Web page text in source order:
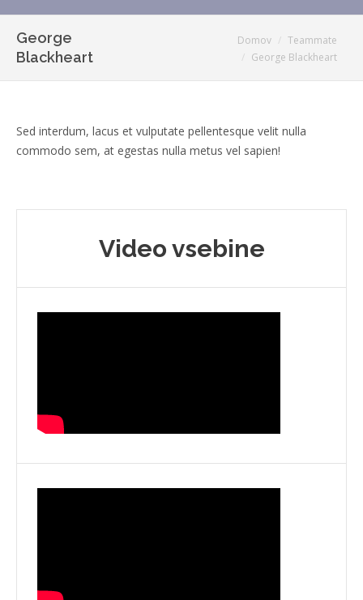
George
Blackheart
Domov
Teammate
George Blackheart
Sed interdum, lacus et vulputate pellentesque velit nulla
commodo sem, at egestas nulla metus vel sapien!
Video vsebine